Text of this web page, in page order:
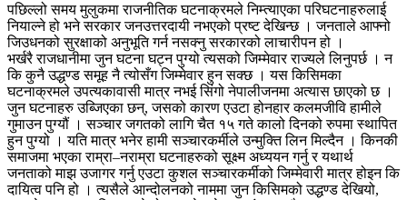
पछिल्लो समय मुलुकमा राजनीतिक घटनाक्रमले निम्त्याएका परिघटनाहरुलाई
नियाल्ने हो भने सरकार जनउत्तरदायी नभएको प्रष्ट देखिन्छ । जनताले आफ्नो
जिउधनको सुरक्षाको अनुभूति गर्न नसक्नु सरकारको लाचारीपन हो ।
भर्खरै राजधानीमा जुन घटना घट्न पुग्यो त्यसको जिम्मेवार राज्यले लिनुपर्छ । न
कि कुनै उद्धण्ड समूह नै त्योसँग जिम्मेवार हुन सक्छ । यस किसिमका
घटनाक्रमले उपत्यकावासी मात्र नभई सिंगो नेपालीजनमा अत्यास छाएको छ ।
जुन घटनाहरु उब्जिएका छन्, जसको कारण एउटा होनहार कलमजीवि हामीले
गुमाउन पुग्यौं । सञ्चार जगतको लागि चैत १५ गते कालो दिनको रुपमा स्थापित
हुन पुग्यो । यति मात्र भनेर हामी सञ्चारकर्मीले उन्मुक्ति लिन मिल्दैन । किनकी
समाजमा भएका राम्रा–नराम्रा घटनाहरुको सूक्ष्म अध्ययन गर्नु र यथार्थ
जनताको माझ उजागर गर्नु एउटा कुशल सञ्चारकर्मीको जिम्मेवारी मात्र होइन कि
दायित्व पनि हो । त्यसैले आन्दोलनको नाममा जुन किसिमको उद्धण्ड देखियो,